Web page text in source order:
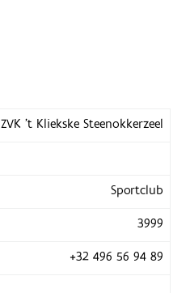
ZVK 't Kliekske Steenokkerzeel
Sportclub
3999
+32 496 56 94 89